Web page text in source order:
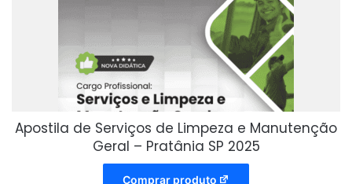
Apostila de Serviços de Limpeza e Manutenção
Geral – Pratânia SP 2025
Comprar produto